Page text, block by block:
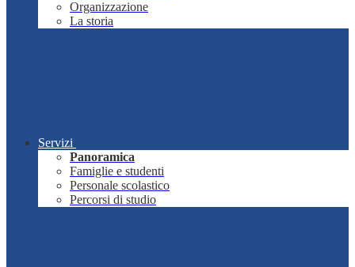
Organizzazione
La storia
Servizi
Panoramica
Famiglie e studenti
Personale scolastico
Percorsi di studio